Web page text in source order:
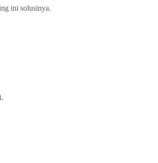
ini solusinya.